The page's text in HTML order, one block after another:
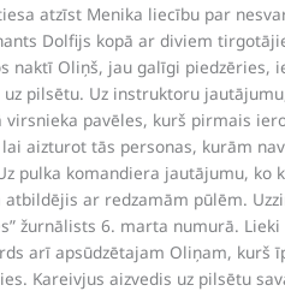
atzīst Menika liecību par
Dolfijs kopā ar diviem
naktī Oliņš, jau galīgi
pilsētu. Uz instruktoru
pavēles, kurš pirmais
aizturot tās personas, kurām
pulka komandiera jautājumu,
ar redzamām pūlēm.
žurnālists 6. marta numurā.
arī apsūdzētajam Oliņam,
Kareivjus aizvedis uz pilsētu